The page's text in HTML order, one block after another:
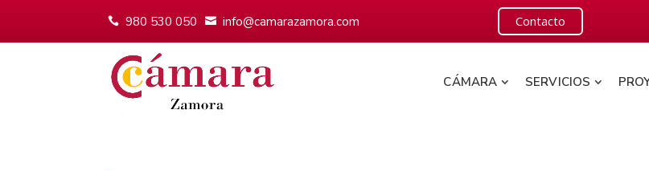
980 530 050 info@camarazamora.com Contacto
CÁMARA SERVICIOS